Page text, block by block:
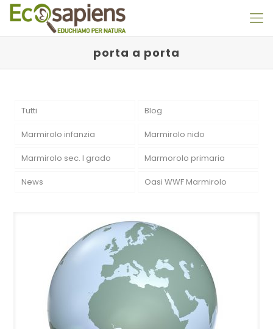
porta a porta
Tutti Blog
Marmirolo infanzia Marmirolo nido
Marmirolo sec. I grado Marmorolo primaria
News Oasi WWF Marmirolo